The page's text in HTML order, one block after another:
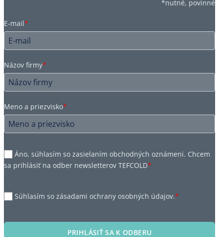
*nutné, povinné
E-mail*
Názov firmy*
Meno a priezvisko*
Áno, súhlasím so zasielaním obchodných oznámeni. Chcem
sa prihlásiť na odber newsletterov TEFCOLD*
Súhlasím so zásadami ochrany osobných údajov.*
PRIHLÁSIŤ SA K ODBERU